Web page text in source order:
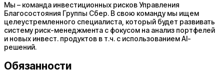
Мы – команда инвестиционных рисков Управления
Благосостояния Группы Сбер. В свою команду мы ищем
целеустремленного специалиста, который будет развивать
систему риск-менеджмента с фокусом на анализ портфелей
и новых инвест. продуктов в т.ч. с использованием AI-
решений.
Обязанности